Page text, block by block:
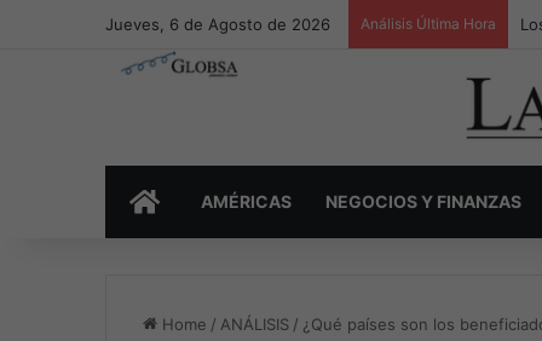
Jueves, 6 de Agosto de 2026 Análisis Última Hora
INICIOAMÉRICAS NEGOCIOS Y FINANZAS
Home / ANÁLISIS / ¿Qué países son los